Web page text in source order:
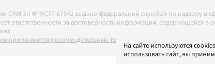
СМИ Эл № ФС77-67642 выдано федеральной службой по надзору
ответственности за достоверность информации, содержащейся
применяются рекомендательные технологии в соответствии с
На сайте используются
использовать сайт, вы